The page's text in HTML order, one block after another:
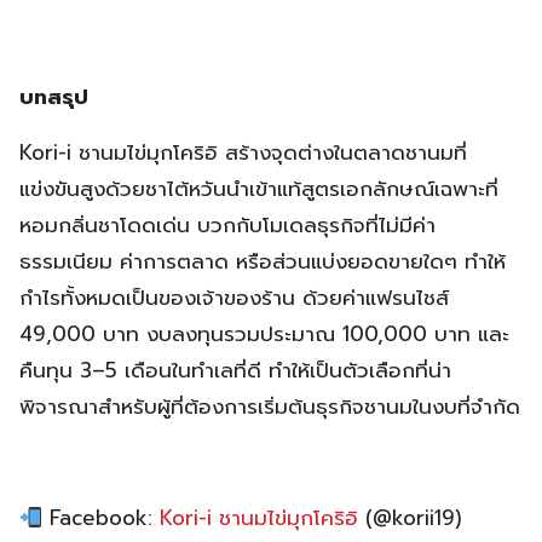
บทสรุป
Kori-i ชานมไข่มุกโคริอิ สร้างจุดต่างในตลาดชานมที่
แข่งขันสูงด้วยชาไต้หวันนำเข้าแท้สูตรเอกลักษณ์เฉพาะที่
หอมกลิ่นชาโดดเด่น บวกกับโมเดลธุรกิจที่ไม่มีค่า
ธรรมเนียม ค่าการตลาด หรือส่วนแบ่งยอดขายใดๆ ทำให้
กำไรทั้งหมดเป็นของเจ้าของร้าน ด้วยค่าแฟรนไชส์
49,000 บาท งบลงทุนรวมประมาณ 100,000 บาท และ
คืนทุน 3–5 เดือนในทำเลที่ดี ทำให้เป็นตัวเลือกที่น่า
พิจารณาสำหรับผู้ที่ต้องการเริ่มต้นธุรกิจชานมในงบที่จำกัด
Facebook: Kori-i ชานมไข่มุกโคริอิ (@korii19)